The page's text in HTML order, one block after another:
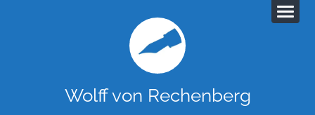
Wolff von Rechenberg